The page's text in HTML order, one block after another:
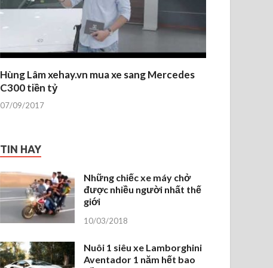
Hùng Lâm xehay.vn mua xe sang Mercedes
C300 tiền tỷ
07/09/2017
TIN HAY
Những chiếc xe máy chở
được nhiều người nhất thế
giới
10/03/2018
Nuôi 1 siêu xe Lamborghini
Aventador 1 năm hết bao